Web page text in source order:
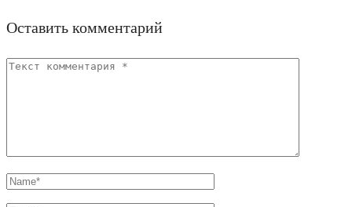
Оставить комментарий